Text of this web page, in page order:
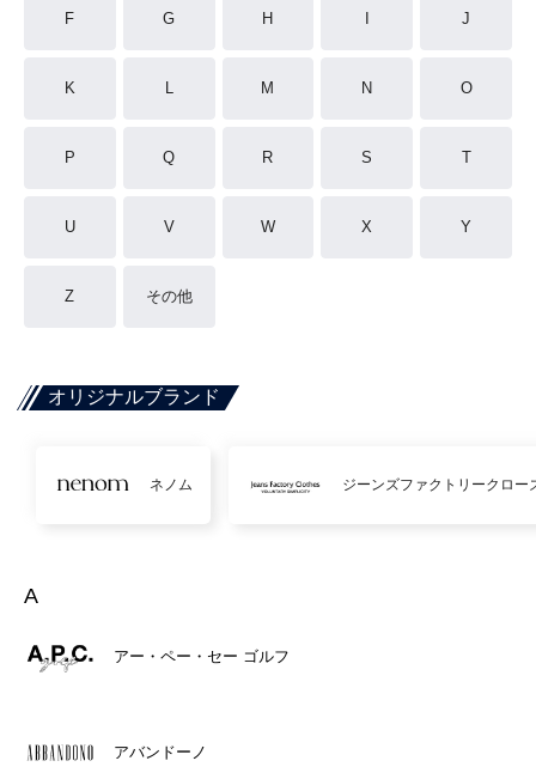
F G H J
K L M N O
P Q R S T
U V W X Y
Z その他
オリジナルブランド
ネノム ジーンズファクトリークロー
A
アー・ペー・セー ゴルフ
アバンドーノ